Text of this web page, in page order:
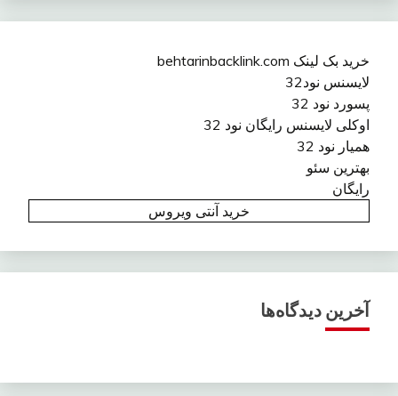
خرید بک لینک behtarinbacklink.com
لایسنس نود32
پسورد نود 32
اوکلی لایسنس رایگان نود 32
همیار نود 32
بهترین سئو
رایگان
خرید آنتی ویروس
آخرین دیدگاه‌ها